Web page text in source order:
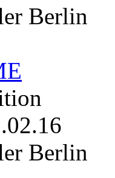
Berlin
Berlin